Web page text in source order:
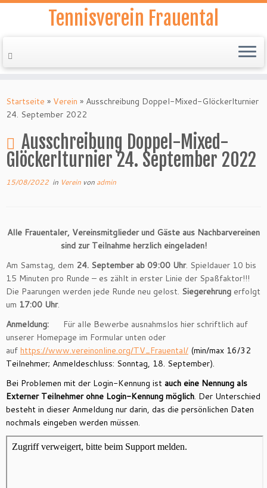
Inhalt
springen
Tennisverein Frauental
Startseite » Verein » Ausschreibung Doppel-Mixed-Glöckerlturnier
24. September 2022
Ausschreibung Doppel-Mixed-
Glöckerlturnier 24. September 2022
15/08/2022 in Verein von admin
Alle Frauentaler, Vereinsmitglieder und Gäste aus Nachbarvereinen
sind zur Teilnahme herzlich eingeladen!
Am Samstag, dem 24. September ab 09:00 Uhr. Spieldauer 10 bis
15 Minuten pro Runde – es zählt in erster Linie der Spaßfaktor!!!
Die Paarungen werden jede Runde neu gelost. Siegerehrung erfolgt
um 17:00 Uhr.
Anmeldung:
Für alle Bewerbe ausnahmslos hier schriftlich auf
unserer Homepage im Formular unten oder
auf https://www.vereinonline.org/TV_Frauental/ (min/max 16/32
Teilnehmer; Anmeldeschluss: Sonntag, 18. September).
Bei Problemen mit der Login-Kennung ist auch eine Nennung als
Externer Teilnehmer ohne Login-Kennung möglich. Der Unterschied
besteht in dieser Anmeldung nur darin, das die persönlichen Daten
nochmals eingeben werden müssen.